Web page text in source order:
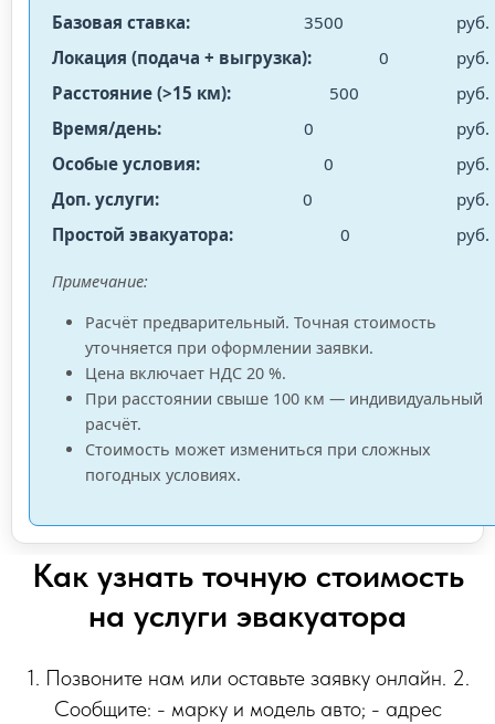
Базовая ставка: 3500
руб.
Локация (подача + выгрузка):
0
руб.
Расстояние (>15 км):
500
руб.
Время/день:
0
руб.
Особые условия:
0
руб.
Доп. услуги:
0
руб.
Простой эвакуатора:
0 руб.
Примечание:
Расчёт предварительный. Точная стоимость
уточняется при оформлении заявки.
Цена включает НДС 20 %.
При расстоянии свыше 100 км — индивидуальный
расчёт.
Стоимость может измениться при сложных
погодных условиях.
Как узнать точную стоимость
на услуги эвакуатора
1. Позвоните нам или оставьте заявку онлайн. 2.
Сообщите: - марку и модель авто; - адрес